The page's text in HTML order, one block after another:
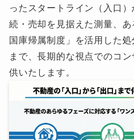
ったスタートライン（入口
続・売却を見据えた測量、
国庫帰属制度」を活用した
まで、長期的な視点でのコ
供いたします。